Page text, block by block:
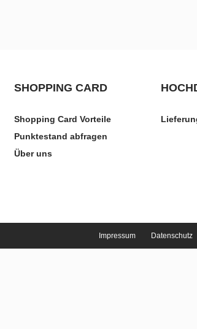
SHOPPING CARD
Shopping Card Vorteile
Punktestand abfragen
Über uns
Impressum Datenschutz